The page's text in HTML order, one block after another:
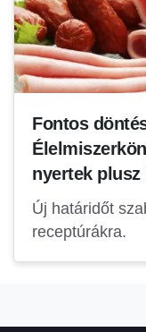
Fontos
nyertek plusz
Új határidőt
receptúrákra.